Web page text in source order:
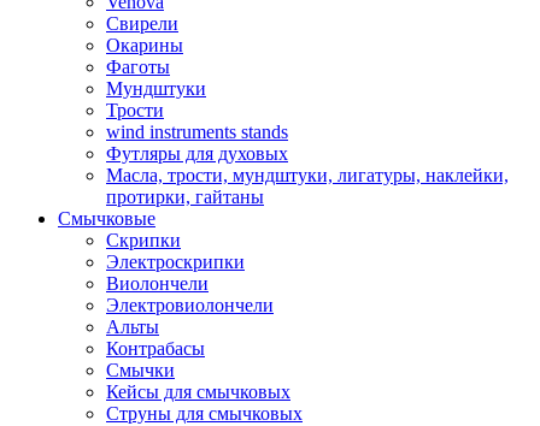
Свирели
Окарины
Фаготы
Мундштуки
Трости
wind instruments stands
Футляры для духовых
Масла, трости, мундштуки, лигатуры, наклейки,
протирки, гайтаны
Смычковые
Скрипки
Электроскрипки
Виолончели
Электровиолончели
Альты
Контрабасы
Смычки
Кейсы для смычковых
Струны для смычковых